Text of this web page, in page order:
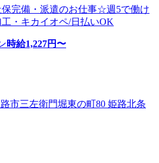
保完備・派遣のお仕事☆週5で働け
・キカイオペ/日払いOK
時給1,227円〜
市三左衛門堀東の町80 姫路北条